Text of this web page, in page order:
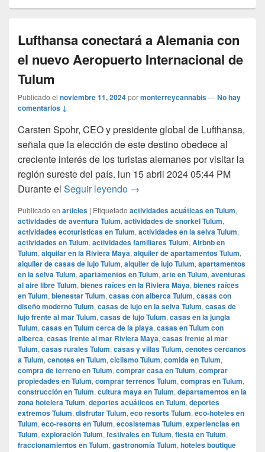
Lufthansa conectará a Alemania con
el nuevo Aeropuerto Internacional de
Tulum
Publicado el noviembre 11, 2024pormonterreycannabis—No hay
comentarios ↓
Carsten Spohr, CEO y presidente global de Lufthansa,
señala que la elección de este destino obedece al
creciente interés de los turistas alemanes por visitar la
región sureste del país. lun 15 abril 2024 05:44 PM
Durante el Seguir leyendo Lufthansa conectará a
→
Publicado en articles | Etiquetado actividades acuáticas en Tulum,
actividades de aventura Tulum, actividades de snorkel Tulum,
actividades ecoturísticas en Tulum, actividades en la selva Tulum,
actividades en Tulum, actividades familiares Tulum, Airbnb en
Tulum, alquilar en la Riviera Maya, alquiler de apartamentos Tulum,
alquiler de casas de lujo Tulum, alquiler de lujo Tulum, apartamentos
en la selva Tulum, apartamentos en Tulum, arte en Tulum, aventuras
al aire libre Tulum, bienes raíces en la Riviera Maya, bienes raíces
en Tulum, bienestar Tulum, casas con alberca Tulum, casas con
diseño moderno Tulum, casas de lujo en la selva Tulum, casas de
lujo frente al mar Tulum, casas de lujo Tulum, casas en la jungla
Tulum, casas en Tulum cerca de la playa, casas en Tulum con
alberca, casas frente al mar Riviera Maya, casas frente al mar
Tulum, casas rurales Tulum, casas y villas Tulum, cenotes cercanos
a Tulum, cenotes en Tulum, ciclismo Tulum, comida en Tulum,
compra de terreno en Tulum, comprar casa en Tulum, comprar
propiedades en Tulum, comprar terrenos Tulum, compras en Tulum,
construcción en Tulum, cultura maya en Tulum, departamentos en la
zona hotelera Tulum, deportes acuáticos en Tulum, deportes
extremos Tulum, disfrutar Tulum, eco resorts Tulum, eco-hoteles en
Tulum, eco-resorts en Tulum, ecosistemas Tulum, experiencias en
Tulum, exploración Tulum, festivales en Tulum, fiesta en Tulum,
fraccionamientos en Tulum, gastronomía Tulum, hoteles boutique